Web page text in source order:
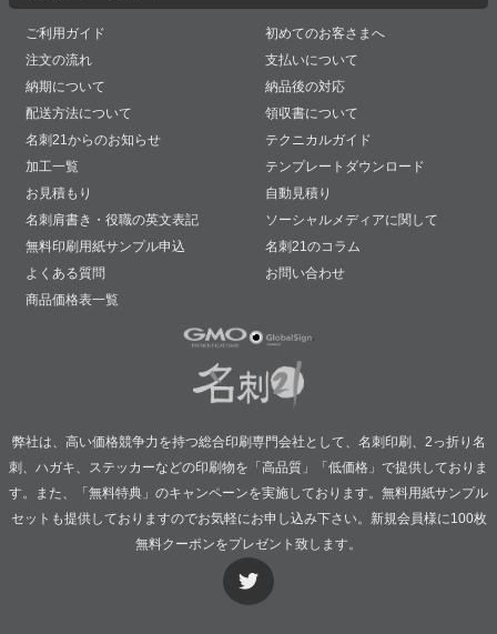
ご利用ガイド
初めてのお客さまへ
注文の流れ
支払いについて
納期について
納品後の対応
配送方法について
領収書について
名刺21からのお知らせ
テクニカルガイド
加工一覧
テンプレートダウンロード
お見積もり
自動見積り
名刺肩書き・役職の英文表記
ソーシャルメディアに関して
無料印刷用紙サンプル申込
名刺21のコラム
よくある質問
お問い合わせ
商品価格表一覧
弊社は、高い価格競争力を持つ総合印刷専門会社として、名刺印刷、2っ折り名
刺、ハガキ、ステッカーなどの印刷物を「高品質」「低価格」で提供しておりま
す。また、「無料特典」のキャンペーンを実施しております。無料用紙サンプル
セットも提供しておりますのでお気軽にお申し込み下さい。新規会員様に100枚
無料クーポンをプレゼント致します。